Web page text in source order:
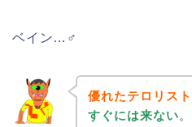
ベイン…♂
優れたテロリスト
すぐには来ない。